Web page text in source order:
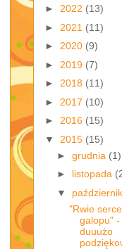
► 2022 (13)
► 2021 (11)
► 2020 (9)
► 2019 (7)
► 2018 (11)
► 2017 (10)
► 2016 (15)
▼ 2015 (15)
► grudnia (1)
► listopada
▼
"Rwie
galopu" -
duuużo